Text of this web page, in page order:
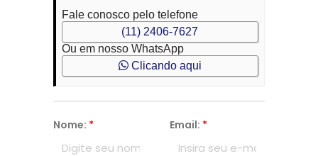
Fale conosco pelo telefone
(11) 2406-7627
Ou em nosso WhatsApp
Clicando aqui
Nome: * Email: *